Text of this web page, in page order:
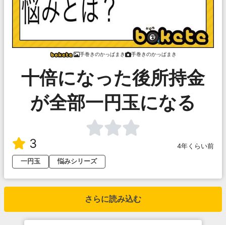
手巻きのかっぱまき 手巻きのかっぱまき
十倍になった後所持金
が全部一円玉になる
3
4年くらい前
一円玉
悩みシリーズ
さらに読み込む